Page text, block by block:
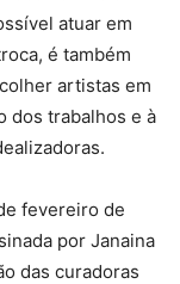
atuar em
é também
artistas em
dos trabalhos e à
fevereiro de
por Janaina
das curadoras